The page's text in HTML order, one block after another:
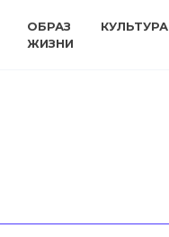
ОБРАЗ
ЖИЗНИ
КУЛЬТУРА